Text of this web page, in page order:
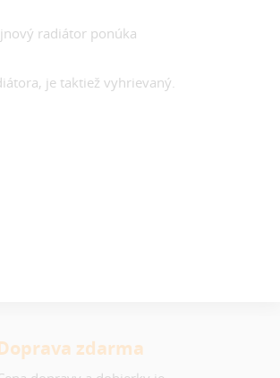
radiátor ponúka
je taktiež vyhrievaný.
zdarma